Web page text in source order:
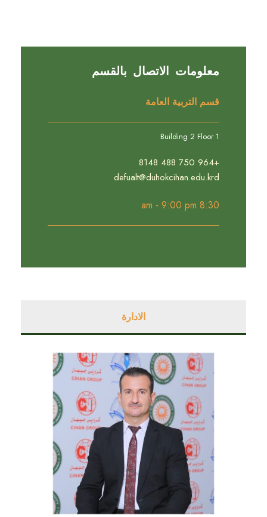
معلومات الاتصال بالقسم
قسم التربية العامة
Building 2 Floor 1
+964 750 488 8148
defualt@duhokcihan.edu.krd
8:30 am - 9:00 pm
الادارة